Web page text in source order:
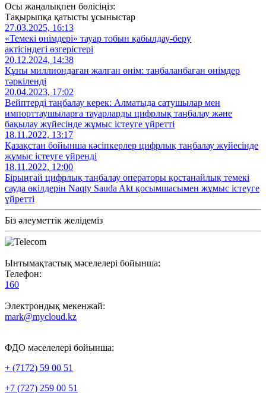
Осы жаңалықпен бөлісіңіз:
Тақырыпқа қатысты ұсыныстар
27.03.2025, 16:13
«Темекі өнімдері» тауар тобын қабылдау-беру
актісіндегі өзгерістері
20.12.2024, 14:38
Құны миллиондаған жалған өнім: таңбаланбаған өнімдер
тәркіленді
20.04.2023, 17:02
Вейптерді таңбалау керек: Алматыда сатушылар мен
импорттаушыларға тауарларды цифрлық таңбалау және
бақылау жүйесінде жұмыс істеуге үйретті
18.11.2022, 13:17
Қазақстан бойынша кәсіпкерлер цифрлық таңбалау жүйесінде
жұмыс істеуге үйренді
18.11.2022, 12:00
Бірыңғай цифрлық таңбалау операторы қостанайлық темекі
сауда өкілдерін Naqty Sauda Akt қосымшасымен жұмыс істеуге
үйретті
Біз әлеуметтік желідеміз
Ынтымақтастық мәселелері бойынша:
Телефон:
160
Электрондық мекенжай:
mark@mycloud.kz
ФДО мәселелері бойынша:
+ (7172) 59 00 51
+7 (727) 259 00 51